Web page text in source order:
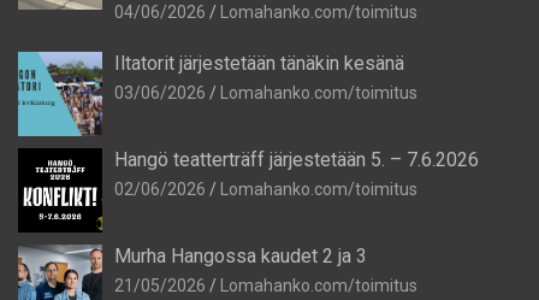
04/06/2026 Lomahanko.com/toimitus
Iltatorit järjestetään tänäkin kesänä
03/06/2026 Lomahanko.com/toimitus
Hangö teatterträff järjestetään 5. – 7.6.2026
02/06/2026 Lomahanko.com/toimitus
Murha Hangossa kaudet 2 ja 3
21/05/2026 Lomahanko.com/toimitus